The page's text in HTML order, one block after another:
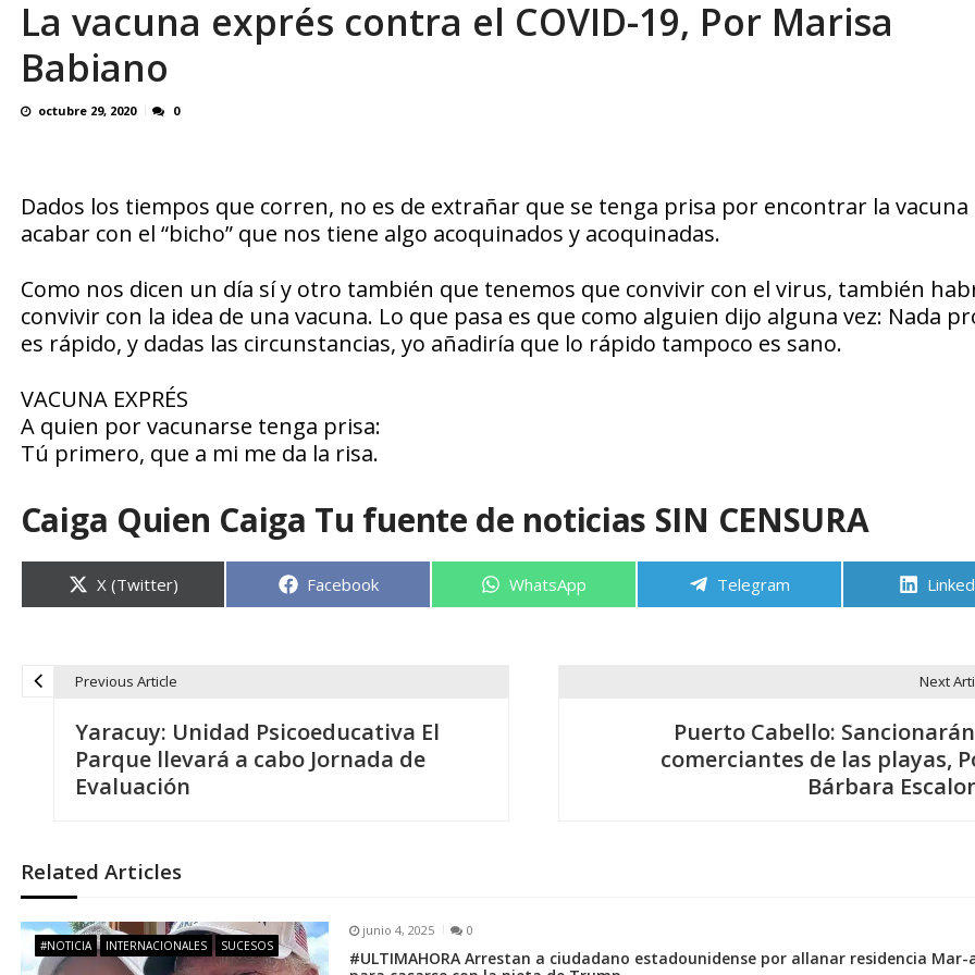
El último que apague la luz: 17 años de excusas, apagones y promesas incumplidas... AGOSTO 6, 2026
La vacuna exprés contra el COVID-19, Por Marisa
Babiano
octubre 29, 2020 0
Dados los tiempos que corren, no es de extrañar que se tenga prisa por encontrar la vacuna
acabar con el “bicho” que nos tiene algo acoquinados y acoquinadas.
Como nos dicen un día sí y otro también que tenemos que convivir con el virus, también
convivir con la idea de una vacuna. Lo que pasa es que como alguien dijo alguna vez: Nada
es rápido, y dadas las circunstancias, yo añadiría que lo rápido tampoco es sano.
VACUNA EXPRÉS
A quien por vacunarse tenga prisa:
Tú primero, que a mi me da la risa.
Caiga Quien Caiga Tu fuente de noticias SIN CENSURA
Compartir
en
X (Twitter) Compartir
Facebook Compartir
WhatsApp Compartir
Telegram
e
g
Previous Article
Yaracuy: Unidad Psicoeducativa El
Parque llevará a cabo Jornada de
Evaluación
Next
Puerto Cabello:
comerciantes de las playas,
Bárbara
Related Articles
#NOTICIA INTERNACIONALES SUCESOS
junio 4, 2025 0
#ULTIMAHORA Arrestan a ciudadano estadounidense por allanar residencia Mar-